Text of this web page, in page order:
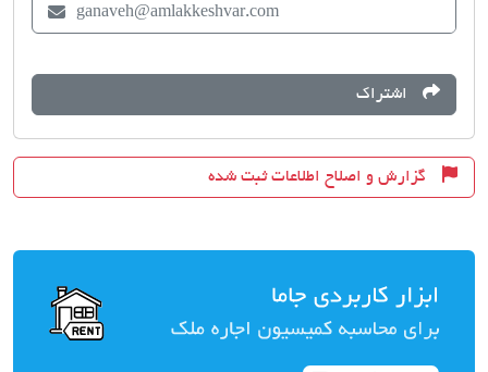
ganaveh@amlakkeshvar.com
اشتراک
گزارش و اصلاح اطلاعات ثبت شده